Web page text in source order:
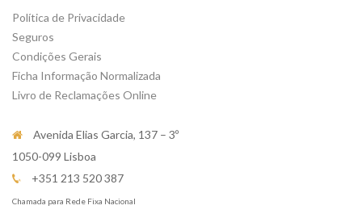
Política de Privacidade
Seguros
Condições Gerais
Ficha Informação Normalizada
Livro de Reclamações Online
Avenida Elias Garcia, 137 – 3º
1050-099 Lisboa
+351 213 520 387
Chamada para Rede Fixa Nacional